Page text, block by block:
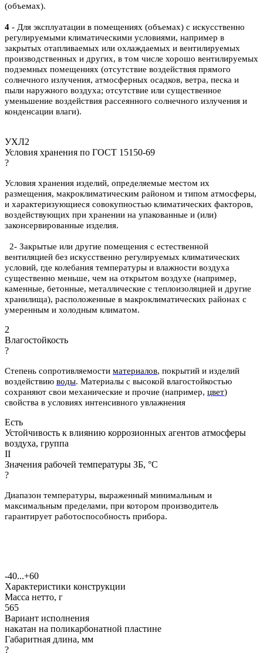
(объемах).
4 - Для эксплуатации в помещениях (объемах) с искусственно
регулируемыми климатическими условиями, например в
закрытых отапливаемых или охлаждаемых и вентилируемых
производственных и других, в том числе хорошо вентилируемых
подземных помещениях (отсутствие воздействия прямого
солнечного излучения, атмосферных осадков, ветра, песка и
пыли наружного воздуха; отсутствие или существенное
уменьшение воздействия рассеянного солнечного излучения и
конденсации влаги).
УХЛ2
Условия хранения по ГОСТ 15150-69
?
Условия хранения изделий, определяемые местом их
размещения, макроклиматическим районом и типом атмосферы,
и характеризующиеся совокупностью климатических факторов,
воздействующих при хранении на упакованные и (или)
законсервированные изделия.
2- Закрытые или другие помещения с естественной
вентиляцией без искусственно регулируемых климатических
условий, где колебания температуры и влажности воздуха
существенно меньше, чем на открытом воздухе (например,
каменные, бетонные, металлические с теплоизоляцией и другие
хранилища), расположенные в макроклиматических районах с
умеренным и холодным климатом.
2
Влагостойкость
?
Степень сопротивляемости материалов, покрытий и изделий
воздействию воды. Материалы с высокой влагостойкостью
сохраняют свои механические и прочие (например, цвет)
свойства в условиях интенсивного увлажнения
Есть
Устойчивость к влиянию коррозионных агентов атмосферы
воздуха, группа
II
Значения рабочей температуры ЗБ, °С
?
Диапазон температуры, выраженный минимальным и
максимальным пределами, при котором производитель
гарантирует работоспособность прибора.
-40...+60
Характеристики конструкции
Масса нетто, г
565
Вариант исполнения
накатан на поликарбонатной пластине
Габаритная длина, мм
?